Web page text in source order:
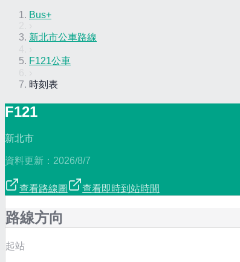
Bus+
新北市公車路線
F121公車
時刻表
F121
新北市
資料更新： 2026/8/7
查看路線圖 查看即時到站時間
路線方向
起站